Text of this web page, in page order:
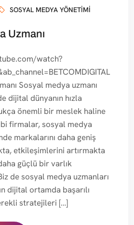
SOSYAL MEDYA YÖNETIMI
Uzmanı
watch?
Sosyal medya uzmanı
dijital dünyanın hızla
önemli bir meslek haline
firmalar, sosyal medya
markalarını daha geniş
etkileşimlerini artırmakta
güçlü bir varlık
de sosyal medya uzmanları
dijital ortamda başarılı
stratejileri […]